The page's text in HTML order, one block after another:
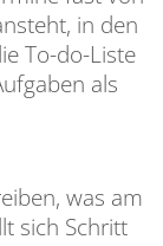
in den
To-do-Liste
als
was am
sich Schritt